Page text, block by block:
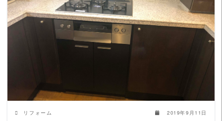
READ MORE
リフォーム 2019年9月11日